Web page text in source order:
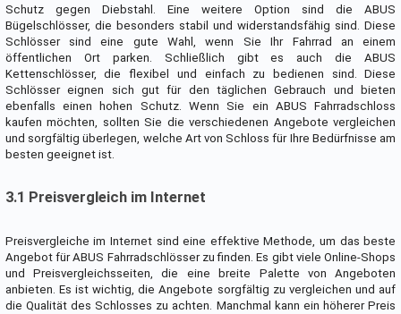
Schutz gegen Diebstahl. Eine weitere Option sind die ABUS
Bügelschlösser, die besonders stabil und widerstandsfähig sind. Diese
Schlösser sind eine gute Wahl, wenn Sie Ihr Fahrrad an einem
öffentlichen Ort parken. Schließlich gibt es auch die ABUS
Kettenschlösser, die flexibel und einfach zu bedienen sind. Diese
Schlösser eignen sich gut für den täglichen Gebrauch und bieten
ebenfalls einen hohen Schutz. Wenn Sie ein ABUS Fahrradschloss
kaufen möchten, sollten Sie die verschiedenen Angebote vergleichen
und sorgfältig überlegen, welche Art von Schloss für Ihre Bedürfnisse am
besten geeignet ist.
3.1 Preisvergleich im Internet
Preisvergleiche im Internet sind eine effektive Methode, um das beste
Angebot für ABUS Fahrradschlösser zu finden. Es gibt viele Online-Shops
und Preisvergleichsseiten, die eine breite Palette von Angeboten
anbieten. Es ist wichtig, die Angebote sorgfältig zu vergleichen und auf
die Qualität des Schlosses zu achten. Manchmal kann ein höherer Preis